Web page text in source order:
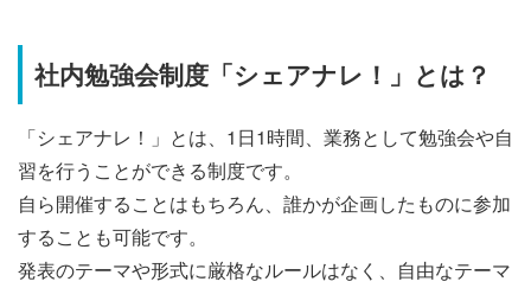
社内勉強会制度「シェアナレ！」とは？
「シェアナレ！」とは、1日1時間、業務として勉強会や自
習を行うことができる制度です。
自ら開催することはもちろん、誰かが企画したものに参加
することも可能です。
発表のテーマや形式に厳格なルールはなく、自由なテーマ